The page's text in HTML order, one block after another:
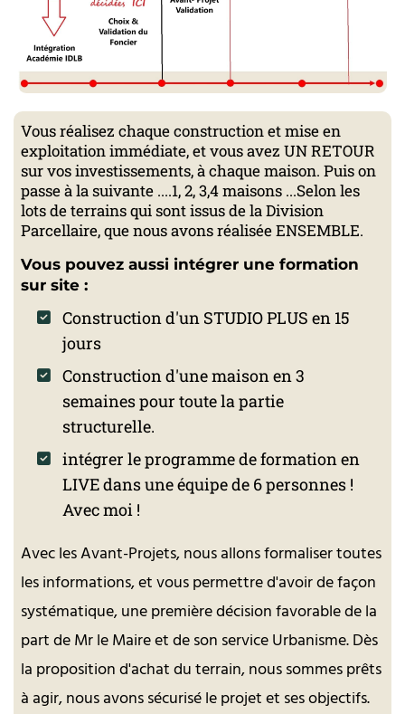
Vous réalisez chaque construction et mise en
exploitation immédiate, et vous avez UN RETOUR
sur vos investissements, à chaque maison. Puis on
passe à la suivante ....1, 2, 3,4 maisons ...Selon les
lots de terrains qui sont issus de la Division
Parcellaire, que nous avons réalisée ENSEMBLE.
Vous pouvez aussi intégrer une formation
sur site :
Construction d'un STUDIO PLUS en 15
jours
Construction d'une maison en 3
semaines pour toute la partie
structurelle.
intégrer le programme de formation en
LIVE dans une équipe de 6 personnes !
Avec moi !
Avec les Avant-Projets, nous allons formaliser toutes
les informations, et vous permettre d'avoir de façon
systématique, une première décision favorable de la
part de Mr le Maire et de son service Urbanisme. Dès
la proposition d'achat du terrain, nous sommes prêts
à agir, nous avons sécurisé le projet et ses objectifs.